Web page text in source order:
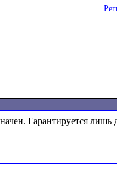
Гарантируется лишь